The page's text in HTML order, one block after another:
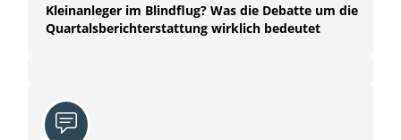
Kleinanleger im Blindflug? Was die Debatte um die
Quartalsberichterstattung wirklich bedeutet